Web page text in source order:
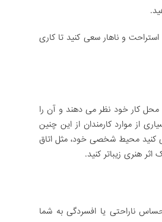
و ناهار سعی کنید تا کاری
محل کار خود نظر می دهند و آن را
در بسیاری از موارد کارمندان از این چنین
کنید محیط شخصی خود، مثل اتاق
هنری زیباتر کنید.
ناراحتی یا افسردگی به شما